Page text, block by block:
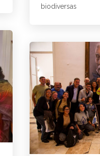
biodiversas